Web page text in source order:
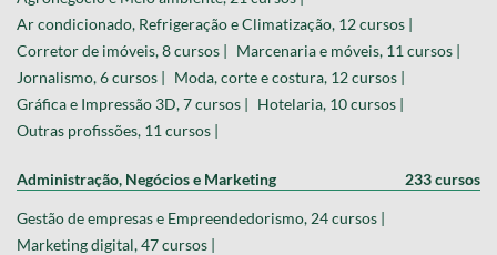
Ar condicionado, Refrigeração e Climatização, 12 cursos |
Corretor de imóveis, 8 cursos | Marcenaria e móveis, 11 cursos |
Jornalismo, 6 cursos | Moda, corte e costura, 12 cursos |
Gráfica e Impressão 3D, 7 cursos | Hotelaria, 10 cursos |
Outras profissões, 11 cursos |
Administração, Negócios e Marketing 233 cursos
Gestão de empresas e Empreendedorismo, 24 cursos |
Marketing digital, 47 cursos |